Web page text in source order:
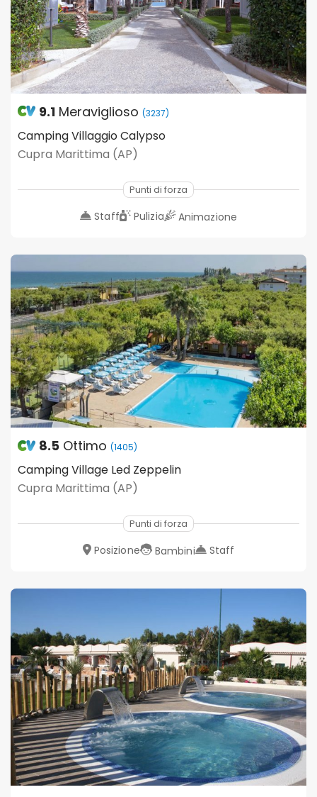
9.1 Meraviglioso (3237)
Camping Villaggio Calypso
Cupra Marittima (AP)
Punti di forza
Staff Pulizia Animazione
8.5 Ottimo (1405)
Camping Village Led Zeppelin
Cupra Marittima (AP)
Punti di forza
Posizione Bambini Staff